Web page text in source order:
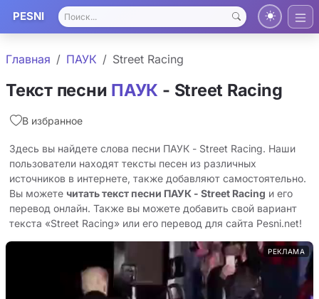
PESNI
Главная ПАУК Street Racing
Текст песни ПАУК - Street Racing
В избранное
Здесь вы найдете слова песни ПАУК - Street Racing. Наши
пользователи находят тексты песен из различных
источников в интернете, также добавляют самостоятельно.
Вы можете читать текст песни ПАУК - Street Racing и его
перевод онлайн. Также вы можете добавить свой вариант
текста «Street Racing» или его перевод для сайта Pesni.net!
РЕКЛАМА